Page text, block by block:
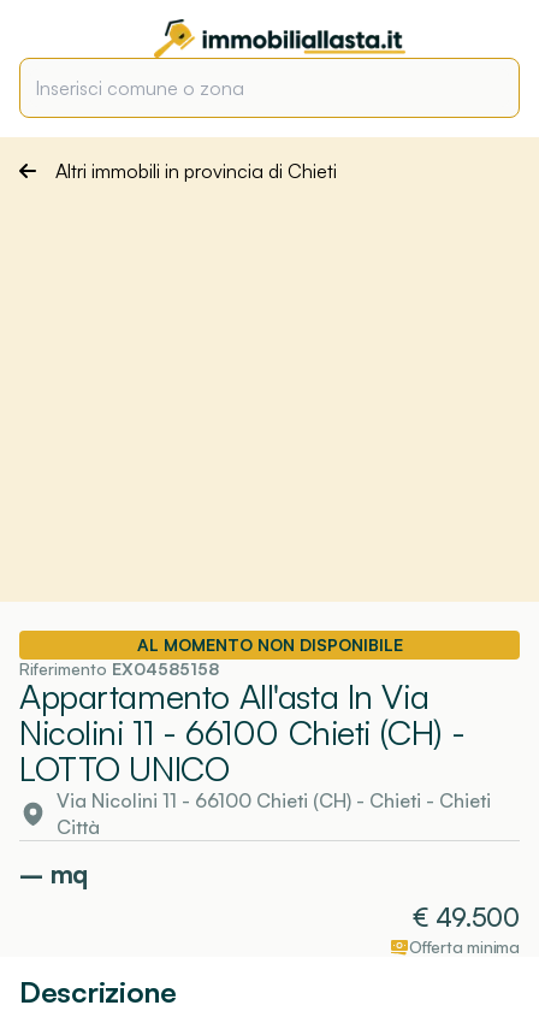
Altri immobili in provincia di Chieti
AL MOMENTO NON DISPONIBILE
Riferimento EX04585158
Appartamento All'asta In Via
Nicolini 11 - 66100 Chieti (CH) -
LOTTO UNICO
Via Nicolini 11 - 66100 Chieti (CH) - Chieti - Chieti
Città
– mq
€ 49.500
Offerta minima
Descrizione